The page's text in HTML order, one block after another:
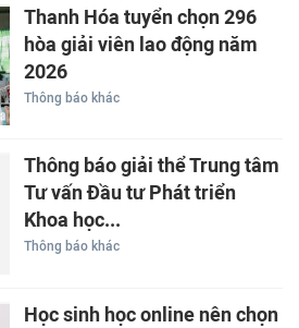
Thanh Hóa tuyển chọn 296
hòa giải viên lao động năm
2026
Thông báo khác
Thông báo giải thể Trung tâm
Tư vấn Đầu tư Phát triển
Khoa học...
Thông báo khác
Học sinh học online nên chọn